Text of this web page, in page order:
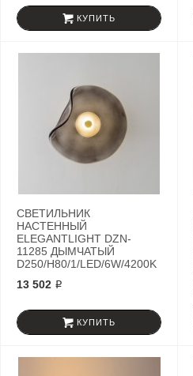
КУПИТЬ
СВЕТИЛЬНИК
НАСТЕННЫЙ
ELEGANTLIGHT DZN-
11285 ДЫМЧАТЫЙ
D250/H80/1/LED/6W/4200K
13 502 ₽
КУПИТЬ